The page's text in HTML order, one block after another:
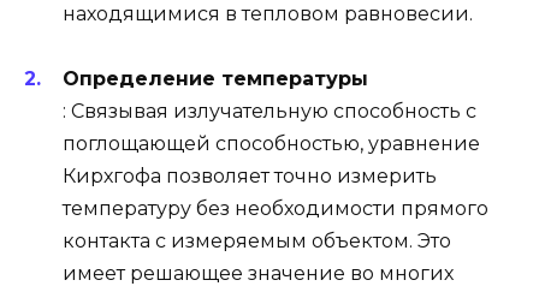
находящимися в тепловом равновесии.
Определение температуры
: Связывая излучательную способность с
поглощающей способностью, уравнение
Кирхгофа позволяет точно измерить
температуру без необходимости прямого
контакта с измеряемым объектом. Это
имеет решающее значение во многих